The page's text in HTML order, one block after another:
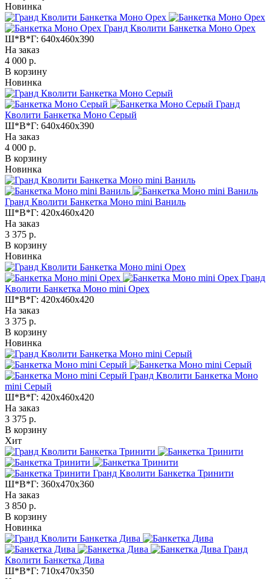
Новинка
Гранд Кволити Банкетка Моно Орех
Ш*В*Г: 640x460x390
На заказ
4 000 р.
В корзину
Новинка
Гранд
Кволити Банкетка Моно Серый
Ш*В*Г: 640x460x390
На заказ
4 000 р.
В корзину
Новинка
Гранд Кволити Банкетка Моно mini Ваниль
Ш*В*Г: 420x460x420
На заказ
3 375 р.
В корзину
Новинка
Гранд
Кволити Банкетка Моно mini Орех
Ш*В*Г: 420x460x420
На заказ
3 375 р.
В корзину
Новинка
Гранд Кволити Банкетка Моно
mini Серый
Ш*В*Г: 420x460x420
На заказ
3 375 р.
В корзину
Хит
Гранд Кволити Банкетка Тринити
Ш*В*Г: 360x470x360
На заказ
3 850 р.
В корзину
Новинка
Гранд
Кволити Банкетка Дива
Ш*В*Г: 710x470x350